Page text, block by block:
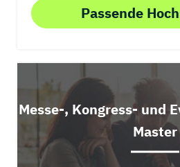
Passende
Messe-, Kongress- und
Master